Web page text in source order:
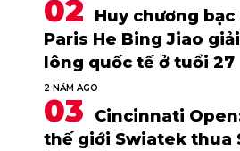
Huy chương
Paris He Bing Jiao
lông quốc tế ở tuổi 27
2 NĂM AGO
Cincinnati
thế giới Swiatek thua